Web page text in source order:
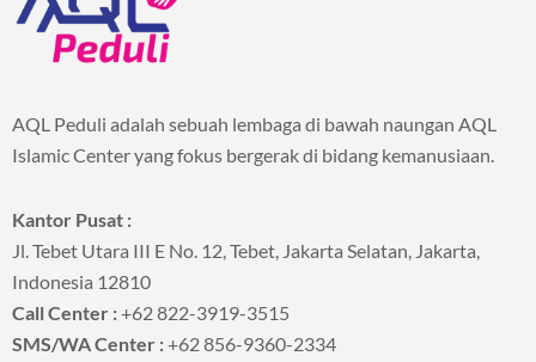
AQL Peduli adalah sebuah lembaga di bawah naungan AQL
Islamic Center yang fokus bergerak di bidang kemanusiaan.
Kantor Pusat :
Jl. Tebet Utara III E No. 12, Tebet, Jakarta Selatan, Jakarta,
Indonesia 12810
Call Center :+62 822-3919-3515
SMS/WA Center :+62 856-9360-2334